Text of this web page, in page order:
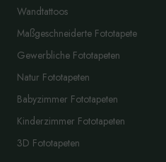
Wandtattoos
Maßgeschneiderte Fototapete
Gewerbliche Fototapeten
Natur Fototapeten
Babyzimmer Fototapeten
Kinderzimmer Fototapeten
3D Fototapeten